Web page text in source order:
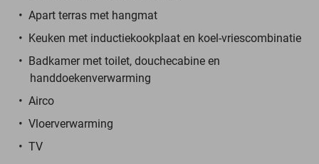
Apart terras met hangmat
Keuken met inductiekookplaat en koel-vriescombinatie
Badkamer met toilet, douchecabine en
handdoekenverwarming
Airco
Vloerverwarming
TV